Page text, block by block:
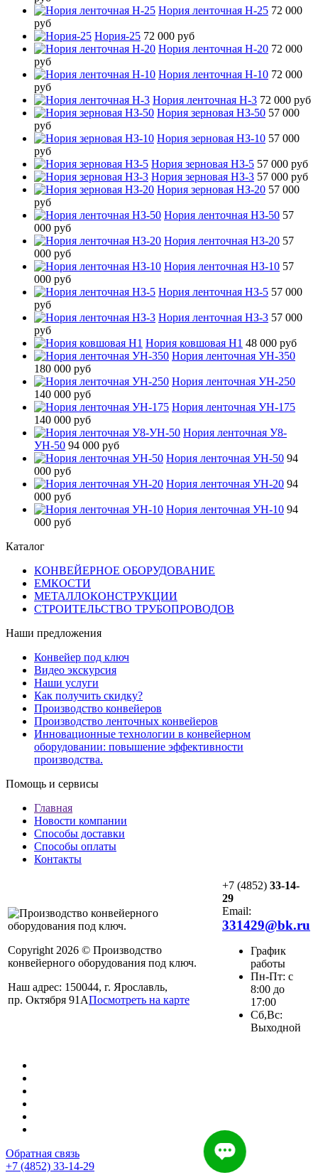
Нория ленточная Н-25 72 000
руб
Нория-25 72 000 руб
Нория ленточная Н-20 72 000
руб
Нория ленточная Н-10 72 000
руб
Нория ленточная Н-3 72 000 руб
Нория зерновая НЗ-50 57 000
руб
Нория зерновая НЗ-10 57 000
руб
Нория зерновая НЗ-5 57 000 руб
Нория зерновая НЗ-3 57 000 руб
Нория зерновая НЗ-20 57 000
руб
Нория ленточная НЗ-50 57
000 руб
Нория ленточная НЗ-20 57
000 руб
Нория ленточная НЗ-10 57
000 руб
Нория ленточная НЗ-5 57 000
руб
Нория ленточная НЗ-3 57 000
руб
Нория ковшовая Н1 48 000 руб
Нория ленточная УН-350
180 000 руб
Нория ленточная УН-250
140 000 руб
Нория ленточная УН-175
140 000 руб
Нория ленточная У8-
УН-50 94 000 руб
Нория ленточная УН-50 94
000 руб
Нория ленточная УН-20 94
000 руб
Нория ленточная УН-10 94
000 руб
Каталог
КОНВЕЙЕРНОЕ ОБОРУДОВАНИЕ
ЕМКОСТИ
МЕТАЛЛОКОНСТРУКЦИИ
СТРОИТЕЛЬСТВО ТРУБОПРОВОДОВ
Наши предложения
Конвейер под ключ
Видео экскурсия
Наши услуги
Как получить скидку?
Производство конвейеров
Производство ленточных конвейеров
Инновационные технологии в конвейерном
оборудовании: повышение эффективности
производства.
Помощь и сервисы
Главная
Новости компании
Способы доставки
Способы оплаты
Контакты
Copyright 2026 © Производство
конвейерного оборудования под ключ.
Наш адрес: 150044, г. Ярославль,
пр. Октября 91АПосмотреть на карте
+7 (4852) 33-14-
29
Email:
331429@bk.ru
График
работы
Пн-Пт: с
8:00 до
17:00
Сб,Вс:
Выходной
Обратная связь
+7 (4852) 33-14-29